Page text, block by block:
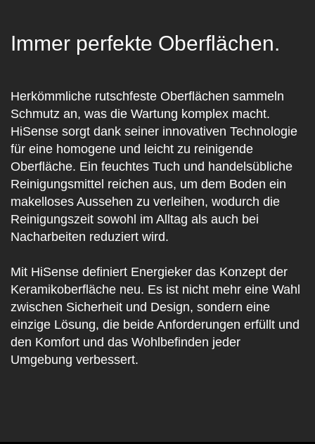
Immer perfekte Oberflächen.
Herkömmliche rutschfeste Oberflächen sammeln
Schmutz an, was die Wartung komplex macht.
HiSense sorgt dank seiner innovativen Technologie
für eine homogene und leicht zu reinigende
Oberfläche. Ein feuchtes Tuch und handelsübliche
Reinigungsmittel reichen aus, um dem Boden ein
makelloses Aussehen zu verleihen, wodurch die
Reinigungszeit sowohl im Alltag als auch bei
Nacharbeiten reduziert wird.
Mit HiSense definiert Energieker das Konzept der
Keramikoberfläche neu. Es ist nicht mehr eine Wahl
zwischen Sicherheit und Design, sondern eine
einzige Lösung, die beide Anforderungen erfüllt und
den Komfort und das Wohlbefinden jeder
Umgebung verbessert.